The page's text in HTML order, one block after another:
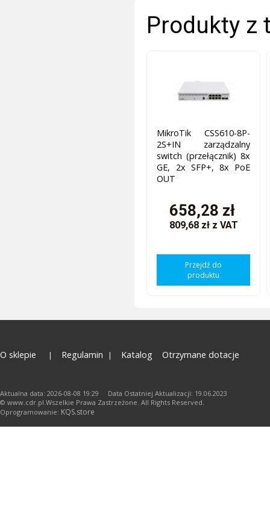
Produkty z
MikroTik CSS610-8P-
2S+IN zarządzalny
switch (przełącznik) 8x
GE, 2x SFP+, 8x PoE
OUT
658,28 zł
809,68 zł z VAT
Przejdź do
produktu
O sklepie Regulamin Katalog Otrzymane dotacje
Aktualna data: 2026-08-08 19:29 Data Ostatniej Aktualizacji: 19.06.2023
© www.cdr.pl.Wszelkie Prawa Zastrzeżone. All Rights Reserved.
Oprogramowanie: KQS.store